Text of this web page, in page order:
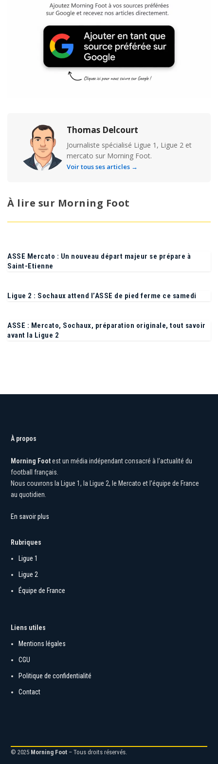
Thomas Delcourt
Journaliste spécialisé Ligue 1, Ligue 2 et
mercato sur Morning Foot.
Voir tous ses articles →
À lire sur Morning Foot
ASSE Mercato : Un nouveau départ majeur se prépare à
Saint-Etienne
Ligue 2 : Sochaux attend l’ASSE de pied ferme ce samedi
ASSE : Mercato, Sochaux, préparation originale, tout savoir
avant la Ligue 2
À propos
Morning Footest un média indépendant consacré à l’actualité du
football français.
Nous couvrons la Ligue 1, la Ligue 2, le Mercato et l’équipe de France
au quotidien.
En savoir plus
Rubriques
Ligue 1
Ligue 2
Équipe de France
Liens utiles
Mentions légales
CGU
Politique de confidentialité
Contact
© 2025 Morning Foot – Tous droits réservés.